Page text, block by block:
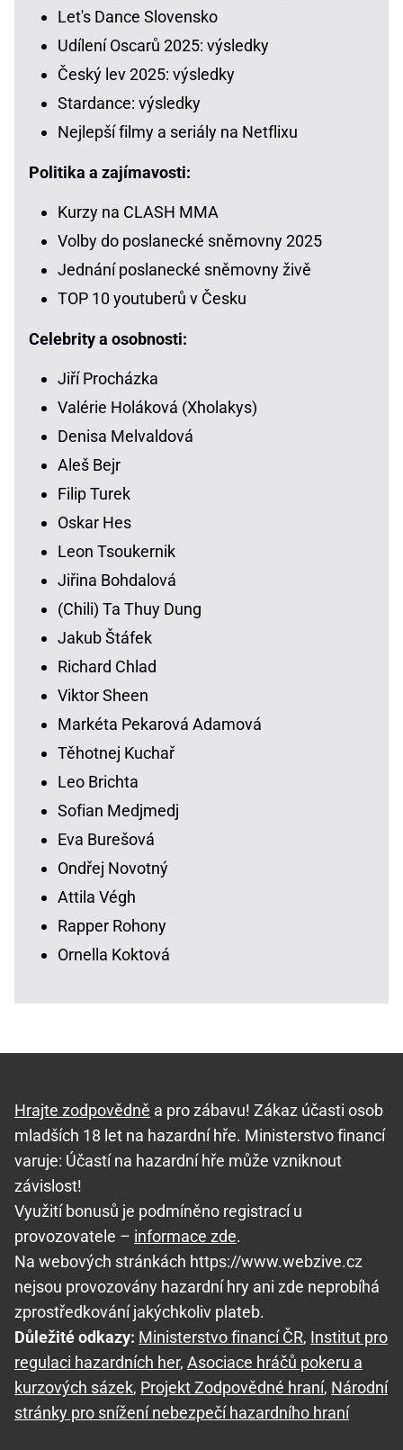
Let's Dance Slovensko
Udílení Oscarů 2025: výsledky
Český lev 2025: výsledky
Stardance: výsledky
Nejlepší filmy a seriály na Netflixu
Politika a zajímavosti:
Kurzy na CLASH MMA
Volby do poslanecké sněmovny 2025
Jednání poslanecké sněmovny živě
TOP 10 youtuberů v Česku
Celebrity a osobnosti:
Jiří Procházka
Valérie Holáková (Xholakys)
Denisa Melvaldová
Aleš Bejr
Filip Turek
Oskar Hes
Leon Tsoukernik
Jiřina Bohdalová
(Chili) Ta Thuy Dung
Jakub Štáfek
Richard Chlad
Viktor Sheen
Markéta Pekarová Adamová
Těhotnej Kuchař
Leo Brichta
Sofian Medjmedj
Eva Burešová
Ondřej Novotný
Attila Végh
Rapper Rohony
Ornella Koktová
Hrajte zodpovědně a pro zábavu! Zákaz účasti osob
mladších 18 let na hazardní hře. Ministerstvo financí
varuje: Účastí na hazardní hře může vzniknout
závislost!
Využití bonusů je podmíněno registrací u
provozovatele – informace zde.
Na webových stránkách https://www.webzive.cz
nejsou provozovány hazardní hry ani zde neprobíhá
zprostředkování jakýchkoliv plateb.
Důležité odkazy: Ministerstvo financí ČR, Institut pro
regulaci hazardních her, Asociace hráčů pokeru a
kurzových sázek, Projekt Zodpovědné hraní, Národní
stránky pro snížení nebezpečí hazardního hraní